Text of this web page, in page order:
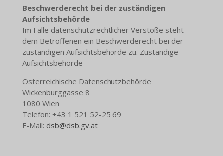
Beschwerderecht bei der zuständigen
Aufsichtsbehörde
Im Falle datenschutzrechtlicher Verstöße steht
dem Betroffenen ein Beschwerderecht bei der
zuständigen Aufsichtsbehörde zu. Zuständige
Aufsichtsbehörde
Österreichische Datenschutzbehörde
Wickenburggasse 8
1080 Wien
Telefon: +43 1 521 52-25 69
E‑Mail: dsb@dsb.gv.at